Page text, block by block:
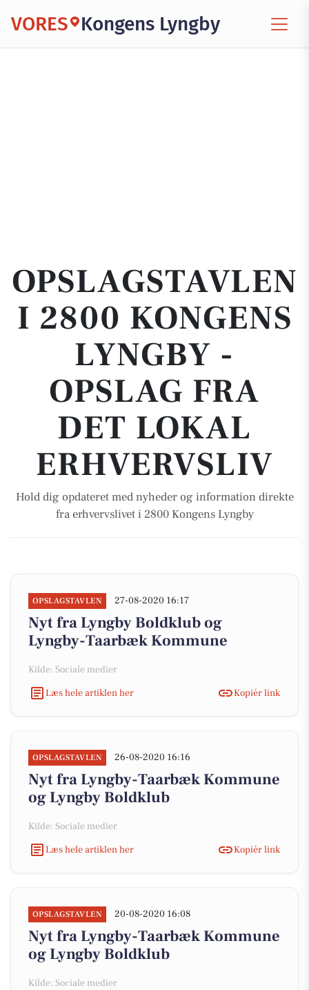
VORES Kongens Lyngby
OPSLAGSTAVLEN
I 2800 KONGENS
LYNGBY -
OPSLAG FRA
DET LOKAL
ERHVERVSLIV
Hold dig opdateret med nyheder og information direkte
fra erhvervslivet i 2800 Kongens Lyngby
OPSLAGSTAVLEN 27-08-2020 16:17
Nyt fra Lyngby Boldklub og
Lyngby-Taarbæk Kommune
Kilde: Sociale medier
Læs hele artiklen her
Kopiér link
OPSLAGSTAVLEN 26-08-2020 16:16
Nyt fra Lyngby-Taarbæk Kommune
og Lyngby Boldklub
Kilde: Sociale medier
Læs hele artiklen her
Kopiér link
OPSLAGSTAVLEN 20-08-2020 16:08
Nyt fra Lyngby-Taarbæk Kommune
og Lyngby Boldklub
Kilde: Sociale medier